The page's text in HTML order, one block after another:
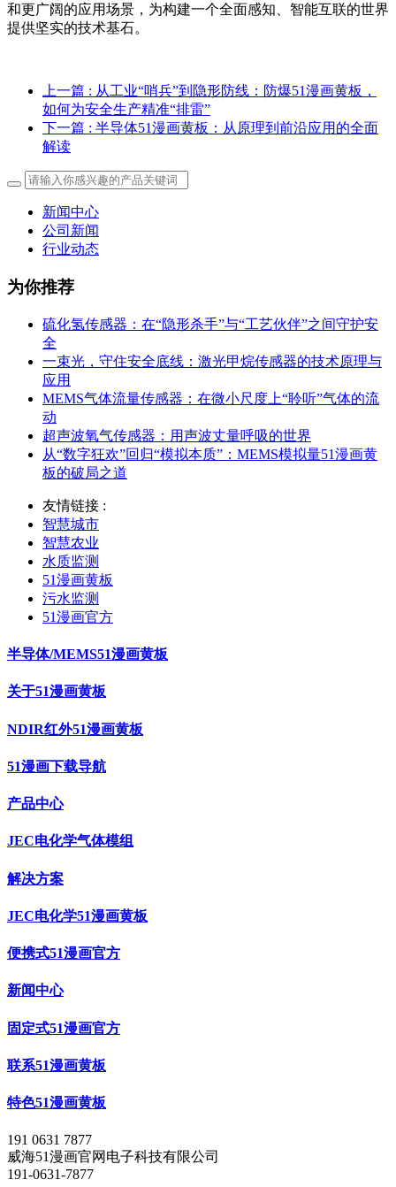
和更广阔的应用场景，为构建一个全面感知、智能互联的世界
提供坚实的技术基石。
上一篇 : 从工业“哨兵”到隐形防线：防爆51漫画黄板，
如何为安全生产精准“排雷”
下一篇 : 半导体51漫画黄板：从原理到前沿应用的全面
解读
新闻中心
公司新闻
行业动态
为你推荐
硫化氢传感器：在“隐形杀手”与“工艺伙伴”之间守护安
全
一束光，守住安全底线：激光甲烷传感器的技术原理与
应用
MEMS气体流量传感器：在微小尺度上“聆听”气体的流
动
超声波氧气传感器：用声波丈量呼吸的世界
从“数字狂欢”回归“模拟本质”：MEMS模拟量51漫画黄
板的破局之道
友情链接 :
智慧城市
智慧农业
水质监测
51漫画黄板
污水监测
51漫画官方
半导体/MEMS51漫画黄板
关于51漫画黄板
NDIR红外51漫画黄板
51漫画下载导航
产品中心
JEC电化学气体模组
解决方案
JEC电化学51漫画黄板
便携式51漫画官方
新闻中心
固定式51漫画官方
联系51漫画黄板
特色51漫画黄板
191 0631 7877
威海51漫画官网电子科技有限公司
191-0631-7877